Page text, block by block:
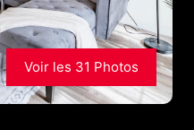
Voir les 31 Photos